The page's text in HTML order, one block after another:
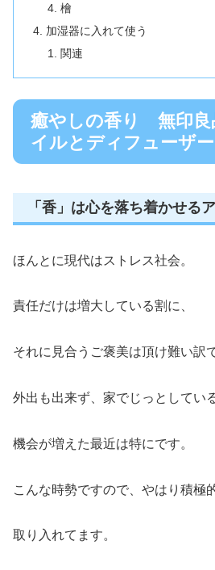
檜
加湿器に入れて使う
関連
癒やしの香り 無印良
イルとディフューザー
「香」は心を落ち着かせる
ほんとに現代はストレス社会。
責任だけは増大している割に、
それに見合うご褒美は頂け難い訳
外出も出来ず、家でじっとしてい
機会が増えた最近は特にです。
こんな時勢ですので、やはり積極
取り入れてます。